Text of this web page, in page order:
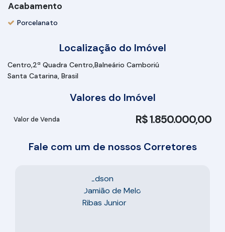
Acabamento
Porcelanato
Localização do Imóvel
Centro 2ª Quadra Centro Balneário Camboriú
Santa Catarina, Brasil
Valores do Imóvel
R$1.850.000,00
Valor de Venda
Fale com um de nossos Corretores